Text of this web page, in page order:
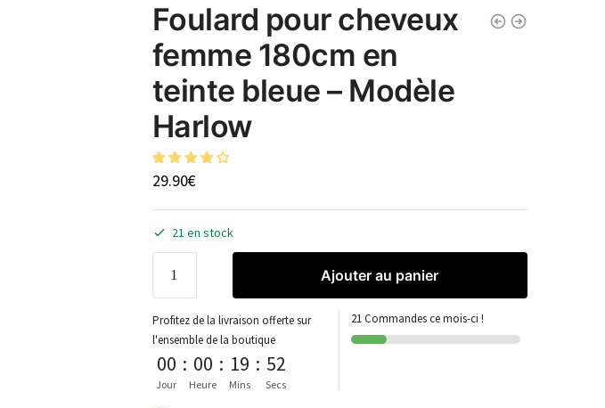
Foulard pour cheveux
femme 180cm en
teinte bleue – Modèle
Harlow
29.90€
21 en stock
Ajouter au panier
Profitez de la livraison offerte sur
l'ensemble de la boutique
00
Jour
: 00
Heure
: 19
Mins
: 52
Secs
21 Commandes ce mois-ci !